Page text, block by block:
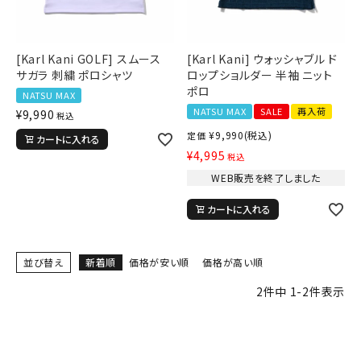
詳しい条件から探す
[Karl Kani GOLF] スムース
サガラ 刺繍 ポロシャツ
NATSU MAX
¥9,990 税込
カートに入れる
[Karl Kani] ウォッシャブル ド
ロップショルダー 半袖 ニット
ポロ
NATSU MAX SALE
再入荷
定価 ¥9,990(税込)
¥4,995 税込
WEB販売を終了しました
カートに入れる
並び替え 新着順 価格が安い順 価格が高い順
2件中 1-2件表示